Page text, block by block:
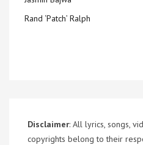
Rand ‘Patch’ Ralph
Disclaimer: All lyrics, songs,
copyrights belong to their